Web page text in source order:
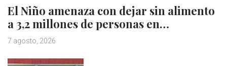
El Niño amenaza con dejar sin alimento
a 3,2 millones de personas en…
7 agosto, 2026